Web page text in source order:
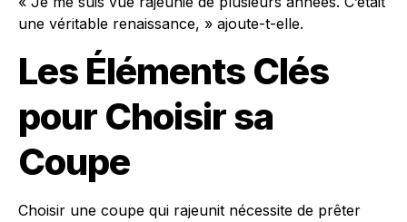
une véritable renaissance, » ajoute-t-elle.
Les Éléments Clés
pour Choisir sa
Coupe
Choisir une coupe qui rajeunit nécessite de prêter